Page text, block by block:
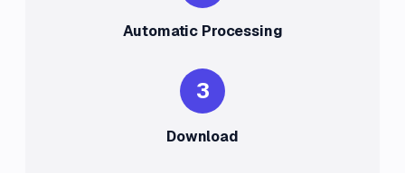
Automatic Processing
3
Download